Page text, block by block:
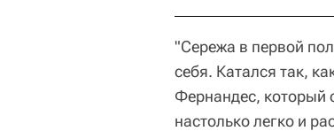
"Сережа в первой
себя. Катался так,
Фернандес, который
настолько легко и